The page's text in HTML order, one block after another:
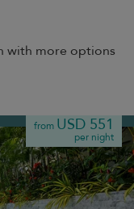
with more options
from USD 551
per night